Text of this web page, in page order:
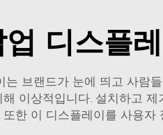
디스플
는 브랜드가 눈에 띄고 사람
이상적입니다. 설치하고
한 이 디스플레이를 사용